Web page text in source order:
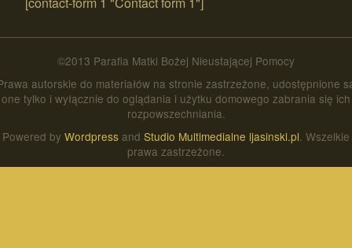
©2013 Parafia Matki Bożej Nieustającej Pomocy
autorskie do materiałów na stronie zastrzeżone, udostępnione
one tylko i wyłącznie do oglądania i użytku domowego zabrania się ich
rozpowszechniania.
Powered by Wordpress and Studio Multimedialne ljasinski.pl. Wszelkie
prawa zastrzeżone.